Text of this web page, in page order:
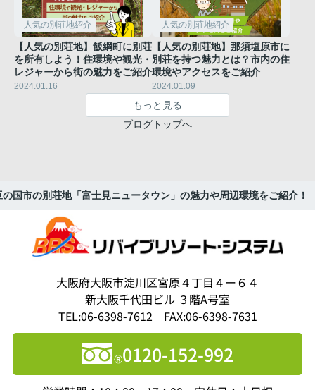
人気の別荘地紹介
【人気の別荘地】飯綱町に別荘
を所有しよう！住環境や観光・
レジャーから街の魅力をご紹介
2024.01.16
人気の別荘地紹介
【人気の別荘地】那須塩原市に
別荘を持つ魅力とは？市内の住
環境やアクセスをご紹介
2024.01.09
もっと見る
ブログトップへ
国市の別荘地「富士見ニュータウン」の魅力や周辺環境をご紹介！
大阪府大阪市淀川区宮原４丁目４ー６４
新大阪千代田ビル ３階A号室
TEL:06-6398-7612 FAX:06-6398-7631
0120-152-992